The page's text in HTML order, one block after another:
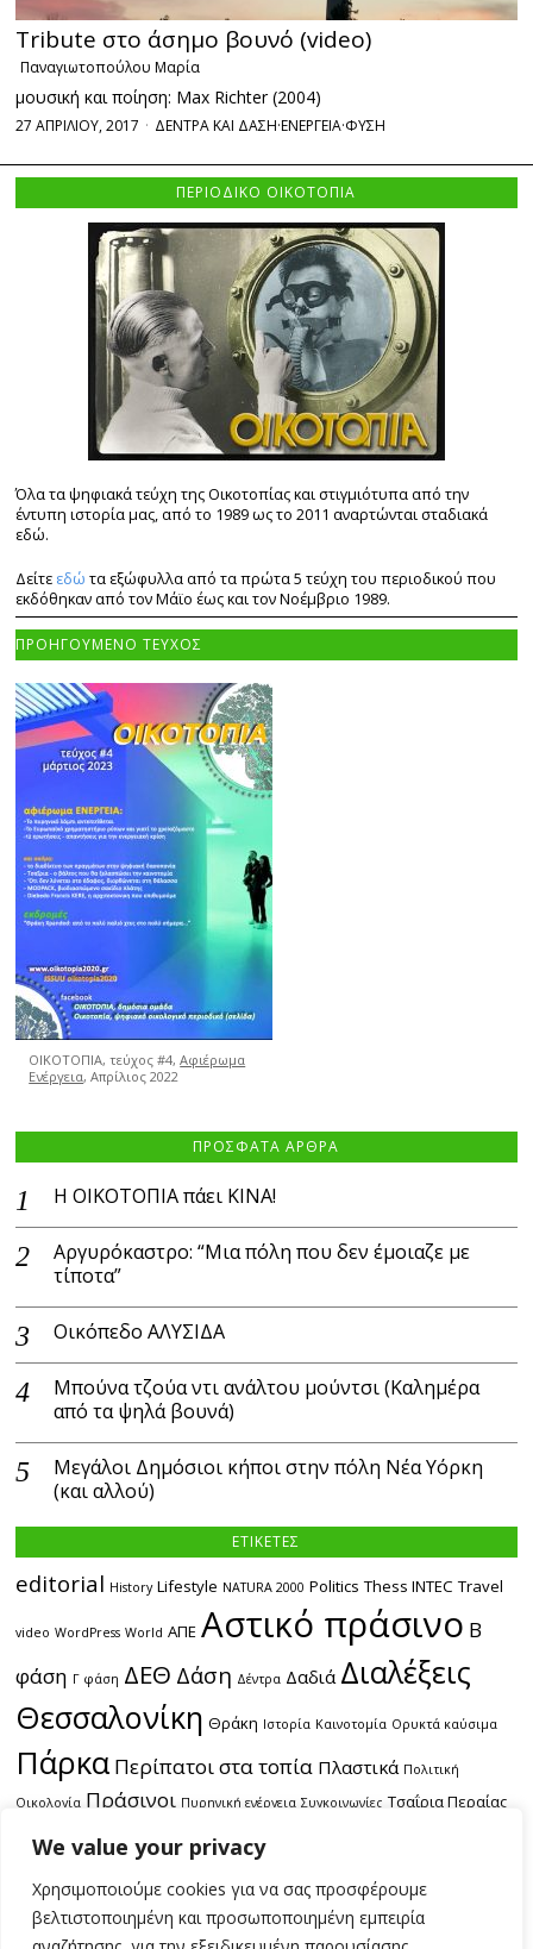
We value your privacy
Χρησιμοποιούμε cookies για να σας προσφέρουμε
βελτιστοποιημένη και προσωποποιημένη εμπειρία
Tribute στο άσημο βουνό (video)
Παναγιωτοπούλου Μαρία
μουσική και ποίηση: Max Richter (2004)
27 ΑΠΡΙΛΙΟΥ, 2017 ΔΕΝΤΡΑ ΚΑΙ ΔΑΣΗ·ΕΝΕΡΓΕΙΑ·ΦΥΣΗ
ΠΕΡΙΟΔΙΚΟ ΟΙΚΟΤΟΠΙΑ
Όλα τα ψηφιακά τεύχη της Οικοτοπίας και στιγμιότυπα από την
έντυπη ιστορία μας, από το 1989 ως το 2011 αναρτώνται σταδιακά
εδώ.
Δείτε εδώ τα εξώφυλλα από τα πρώτα 5 τεύχη του περιοδικού που
εκδόθηκαν από τον Μάϊο έως και τον Νοέμβριο 1989.
ΠΡΟΗΓΟΥΜΕΝΟ ΤΕΥΧΟΣ
ΟΙΚΟΤΟΠΙΑ, τεύχος #4,Αφιέρωμα
Ενέργεια, Απρίλιος 2022
ΠΡΟΣΦΑΤΑ ΑΡΘΡΑ
Η ΟΙΚΟΤΟΠΙΑ πάει ΚΙΝΑ!
Αργυρόκαστρο: “Μια πόλη που δεν έμοιαζε με
τίποτα”
Οικόπεδο ΑΛΥΣΙΔΑ
Μπούνα τζούα ντι ανάλτου μούντσι (Καλημέρα
από τα ψηλά βουνά)
Μεγάλοι Δημόσιοι κήποι στην πόλη Νέα Υόρκη
(και αλλού)
ΕΤΙΚΕΤΕΣ
editorial History Lifestyle NATURA 2000 Politics Thess INTEC Travel
video WordPress World ΑΠΕ Αστικό πράσινο Β
φάση Γ φάση ΔΕΘ Δάση Δέντρα Δαδιά Διαλέξεις
Θεσσαλονίκη Θράκη Ιστορία Καινοτομία Ορυκτά καύσιμα
Πάρκα Περίπατοι στα τοπία Πλαστικά Πολιτική
Οικολογία Πράσινοι Πυρηνική ενέργεια Συγκοινωνίες Τσαΐρια Περαίας
Χωροταξία δασικές πυρκαγιές
περιοδικό
τεύχος #3 τεύχος #4 υγρότοποι